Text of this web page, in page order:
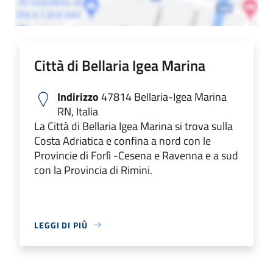
Città di Bellaria Igea Marina
Indirizzo47814 Bellaria-Igea Marina
RN, Italia
La Città di Bellaria Igea Marina si trova sulla
Costa Adriatica e confina a nord con le
Provincie di Forlì -Cesena e Ravenna e a sud
con la Provincia di Rimini.
LEGGI DI PIÙ